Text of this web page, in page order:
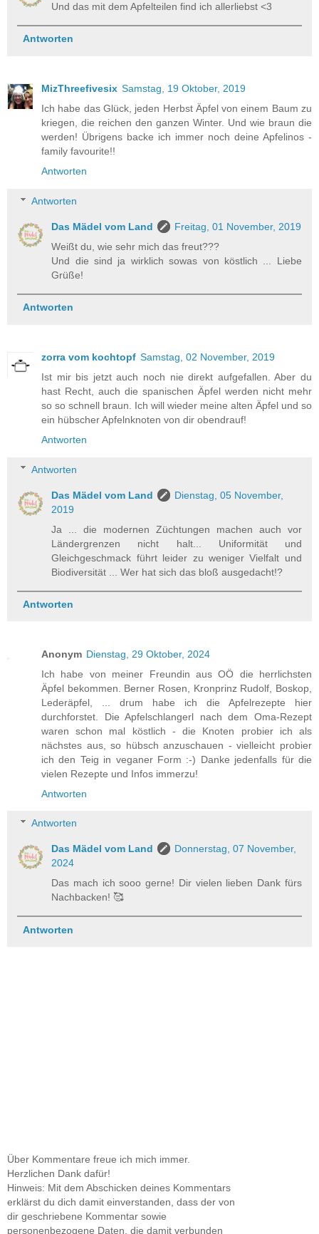
Und das mit dem Apfelteilen find ich allerliebst <3
Antworten
MizThreefivesix Samstag, 19 Oktober, 2019
Ich habe das Glück, jeden Herbst Äpfel von einem Baum zu
kriegen, die reichen den ganzen Winter. Und wie braun die
werden! Übrigens backe ich immer noch deine Apfelinos -
family favourite!!
Antworten
Antworten
Das Mädel vom Land
Freitag, 01 November, 2019
Weißt du, wie sehr mich das freut???
Und die sind ja wirklich sowas von köstlich ... Liebe
Grüße!
Antworten
zorra vom kochtopf Samstag, 02 November, 2019
Ist mir bis jetzt auch noch nie direkt aufgefallen. Aber du
hast Recht, auch die spanischen Äpfel werden nicht mehr
so so schnell braun. Ich will wieder meine alten Äpfel und so
ein hübscher Apfelnknoten von dir obendrauf!
Antworten
Antworten
Das Mädel vom Land
Dienstag, 05 November,
2019
Ja ... die modernen Züchtungen machen auch vor
Ländergrenzen nicht halt... Uniformität und
Gleichgeschmack führt leider zu weniger Vielfalt und
Biodiversität ... Wer hat sich das bloß ausgedacht!?
Antworten
Anonym Dienstag, 29 Oktober, 2024
Ich habe von meiner Freundin aus OÖ die herrlichsten
Äpfel bekommen. Berner Rosen, Kronprinz Rudolf, Boskop,
Lederäpfel, ... drum habe ich die Apfelrezepte hier
durchforstet. Die Apfelschlangerl nach dem Oma-Rezept
waren schon mal köstlich - die Knoten probier ich als
nächstes aus, so hübsch anzuschauen - vielleicht probier
ich den Teig in veganer Form :-) Danke jedenfalls für die
vielen Rezepte und Infos immerzu!
Antworten
Antworten
Das Mädel vom Land
Donnerstag, 07 November,
2024
Das mach ich sooo gerne! Dir vielen lieben Dank fürs
Nachbacken! 🥰
Antworten
Über Kommentare freue ich mich immer.
Herzlichen Dank dafür!
Hinweis: Mit dem Abschicken deines Kommentars
erklärst du dich damit einverstanden, dass der von
dir geschriebene Kommentar sowie
personenbezogene Daten, die damit verbunden